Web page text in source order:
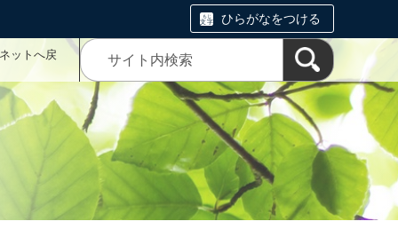
ひらがなをつける
ットへ戻